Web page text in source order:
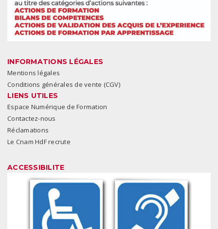
INFORMATIONS LÉGALES
Mentions légales
Conditions générales de vente (CGV)
LIENS UTILES
Espace Numérique de Formation
Contactez-nous
Réclamations
Le Cnam HdF recrute
ACCESSIBILITE